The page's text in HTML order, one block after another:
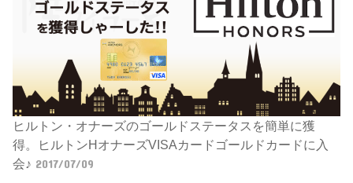
ヒルトン・オナーズのゴールドステータスを簡単に獲
得。ヒルトンHオナーズVISAカードゴールドカードに入
会♪ 2017/07/09